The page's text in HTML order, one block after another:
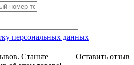
персональных данных
Оставить отзыв
Станьте